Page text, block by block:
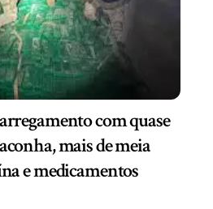
com quase
mais de meia
e medicamentos